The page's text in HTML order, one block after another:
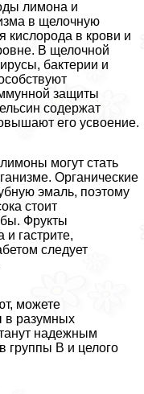
лимона и
в щелочную
кислорода в крови и
В щелочной
бактерии и
защиты
содержат
его усвоение.
могут стать
Органические
эмаль, поэтому
стоит
Фрукты
и гастрите,
следует
можете
в разумных
надежным
группы В и целого